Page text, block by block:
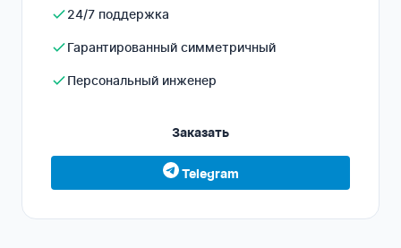
24/7 поддержка
Гарантированный симметричный
Персональный инженер
Заказать
Telegram